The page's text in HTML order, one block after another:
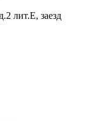
лит.Е, заезд